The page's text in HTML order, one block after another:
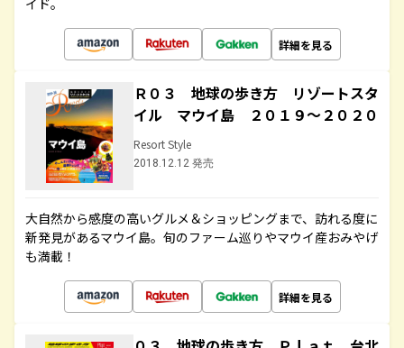
イド。
詳細を見る
Ｒ０３ 地球の歩き方 リゾートスタ
イル マウイ島 ２０１９～２０２０
Resort Style
2018.12.12 発売
大自然から感度の高いグルメ＆ショッピングまで、訪れる度に
新発見があるマウイ島。旬のファーム巡りやマウイ産おみやげ
も満載！
詳細を見る